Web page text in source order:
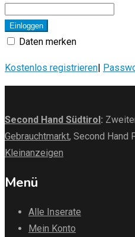
Einloggen
Daten merken
Kostenlos registrieren
Second Hand Südtirol :
Gebrauchtmarkt, Second Hand
Kleinanzeigen
Menü
Alle Inserate
Mein Konto